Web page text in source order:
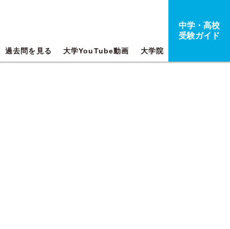
過去問を見る 大学YouTube動画 大学院
中学・高校
受験ガイド